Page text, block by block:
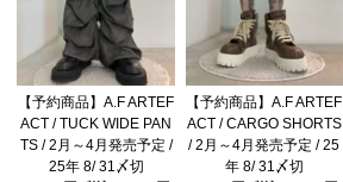
【予約商品】A.F ARTEF
ACT / TUCK WIDE PAN
TS / 2月～4月発売予定 /
25年 8/ 31〆切
【予約商品】A.F ARTEF
ACT / CARGO SHORTS
/ 2月～4月発売予定 / 25
年 8/ 31〆切